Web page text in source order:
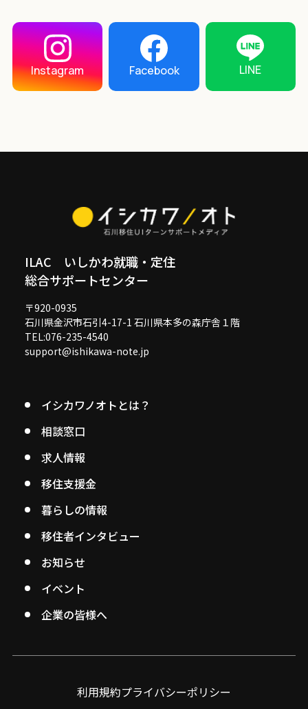
Instagram Facebook LINE
ILAC いしかわ就職・定住
総合サポートセンター
〒920-0935
石川県金沢市石引4-17-1 石川県本多の森庁舎１階
TEL:076-235-4540
support@ishikawa-note.jp
イシカワノオトとは？
相談窓口
求人情報
移住支援金
暮らしの情報
移住者インタビュー
お知らせ
イベント
企業の皆様へ
利用規約プライバシーポリシー